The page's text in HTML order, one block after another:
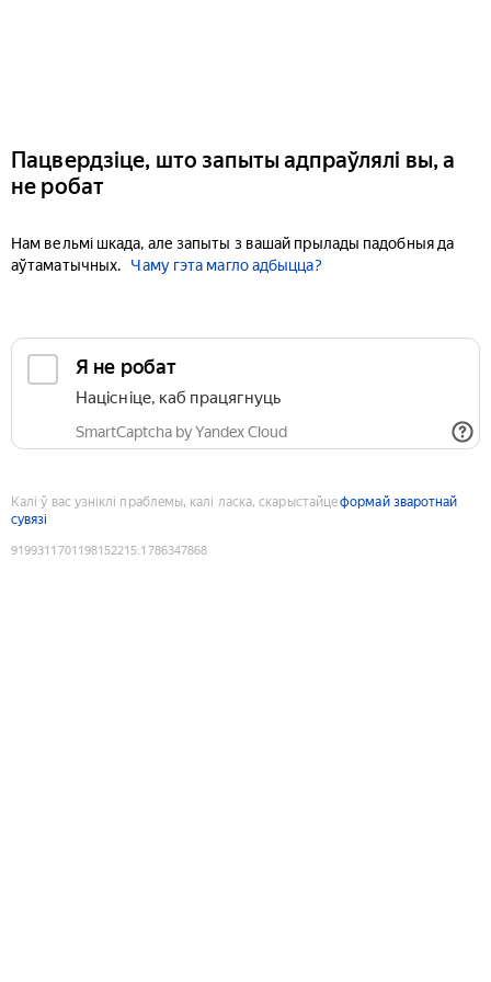
Пацвердзіце, што запыты адпраўлялі вы, а
не робат
Нам вельмі шкада, але запыты з вашай прылады падобныя да
аўтаматычных.
Чаму гэта магло адбыцца?
Я не робат
Націсніце, каб працягнуць
SmartCaptcha by Yandex Cloud
Калі ў вас узніклі праблемы, калі ласка, скарыстайцеформай зваротнай
сувязі
9199311701198152215:1786347868